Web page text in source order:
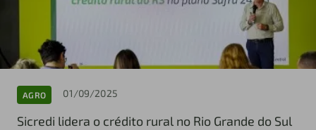
AGRO 01/09/2025
Sicredi lidera o crédito rural no Rio Grande do Sul